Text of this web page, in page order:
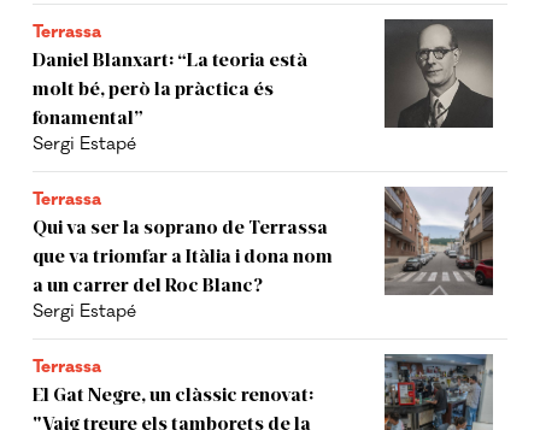
Terrassa
Daniel Blanxart: “La teoria està
molt bé, però la pràctica és
fonamental”
Sergi Estapé
Terrassa
Qui va ser la soprano de Terrassa
que va triomfar a Itàlia i dona nom
a un carrer del Roc Blanc?
Sergi Estapé
Terrassa
El Gat Negre, un clàssic renovat:
"Vaig treure els tamborets de la